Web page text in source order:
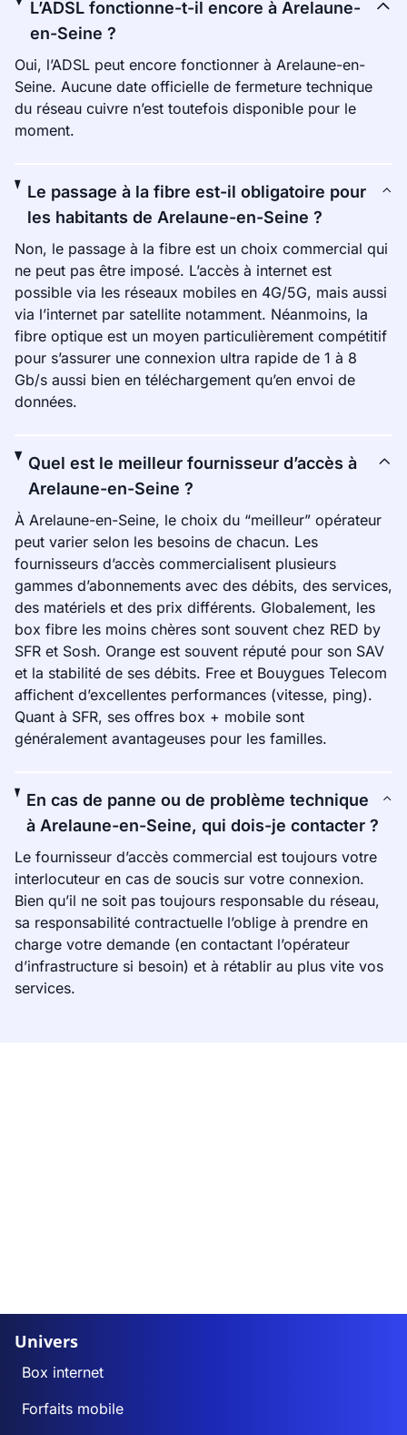
L’ADSL fonctionne-t-il encore à Arelaune-
en-Seine ?
Oui, l’ADSL peut encore fonctionner à Arelaune-en-
Seine. Aucune date officielle de fermeture technique
du réseau cuivre n’est toutefois disponible pour le
moment.
Le passage à la fibre est-il obligatoire pour
les habitants de Arelaune-en-Seine ?
Non, le passage à la fibre est un choix commercial qui
ne peut pas être imposé. L’accès à internet est
possible via les réseaux mobiles en 4G/5G, mais aussi
via l’internet par satellite notamment. Néanmoins, la
fibre optique est un moyen particulièrement compétitif
pour s’assurer une connexion ultra rapide de 1 à 8
Gb/s aussi bien en téléchargement qu’en envoi de
données.
Quel est le meilleur fournisseur d’accès à
Arelaune-en-Seine ?
À Arelaune-en-Seine, le choix du “meilleur” opérateur
peut varier selon les besoins de chacun. Les
fournisseurs d’accès commercialisent plusieurs
gammes d’abonnements avec des débits, des services,
des matériels et des prix différents. Globalement, les
box fibre les moins chères sont souvent chez RED by
SFR et Sosh. Orange est souvent réputé pour son SAV
et la stabilité de ses débits. Free et Bouygues Telecom
affichent d’excellentes performances (vitesse, ping).
Quant à SFR, ses offres box + mobile sont
généralement avantageuses pour les familles.
En cas de panne ou de problème technique
à Arelaune-en-Seine, qui dois-je contacter ?
Le fournisseur d’accès commercial est toujours votre
interlocuteur en cas de soucis sur votre connexion.
Bien qu’il ne soit pas toujours responsable du réseau,
sa responsabilité contractuelle l’oblige à prendre en
charge votre demande (en contactant l’opérateur
d’infrastructure si besoin) et à rétablir au plus vite vos
services.
Univers
Box internet
Forfaits mobile